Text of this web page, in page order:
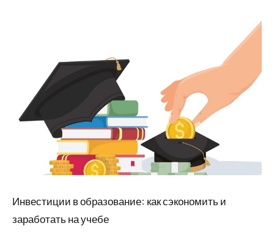
Инвестиции в образование: как сэкономить и
заработать на учебе